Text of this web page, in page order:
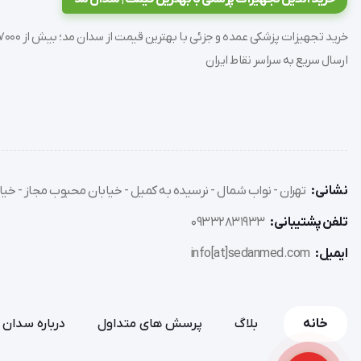
ارسال سریع به سراسر نقاط ایران
نشانی: تهران - نواب شمال - نرسیده به کمیل - خیابان محبوب مجاز -
تلفن پشتیبانی: 09332831933
ایمیل: info[at]sedanmed.com
خانه بلاگ پرسش های متداول درباره